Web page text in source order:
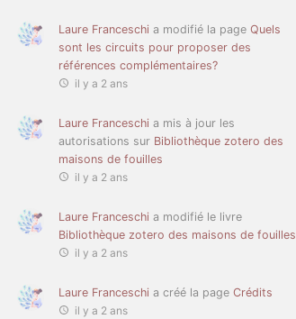
Laure Franceschi a modifié la page Quels
sont les circuits pour proposer des
références complémentaires?
il y a 2 ans
Laure Franceschi a mis à jour les
autorisations sur Bibliothèque zotero des
maisons de fouilles
il y a 2 ans
Laure Franceschi a modifié le livre
Bibliothèque zotero des maisons de fouilles
il y a 2 ans
Laure Franceschi a créé la page Crédits
il y a 2 ans